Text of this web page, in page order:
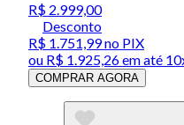
R$ 2.999,00
Desconto
R$ 1.751,99no PIX
ou R$ 1.925,26em até
COMPRAR AGORA